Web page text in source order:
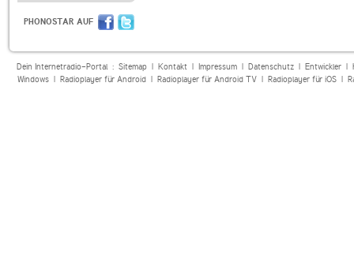
PHONOSTAR AUF
Dein Internetradio-Portal : Sitemap| Kontakt| Impressum| Datenschutz| Entwickler|
Windows| Radioplayer für Android| Radioplayer für Android TV| Radioplayer für iOS|